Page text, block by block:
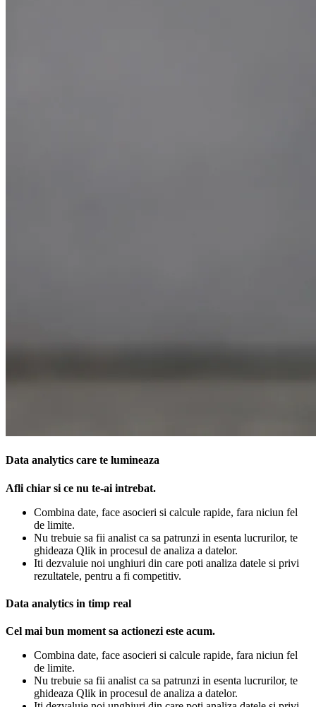
Data analytics care te lumineaza
Afli chiar si ce nu te-ai intrebat.
Combina date, face asocieri si calcule rapide, fara niciun fel
de limite.
Nu trebuie sa fii analist ca sa patrunzi in esenta lucrurilor, te
ghideaza Qlik in procesul de analiza a datelor.
Iti dezvaluie noi unghiuri din care poti analiza datele si privi
rezultatele, pentru a fi competitiv.
Data analytics in timp real
Cel mai bun moment sa actionezi este acum.
Combina date, face asocieri si calcule rapide, fara niciun fel
de limite.
Nu trebuie sa fii analist ca sa patrunzi in esenta lucrurilor, te
ghideaza Qlik in procesul de analiza a datelor.